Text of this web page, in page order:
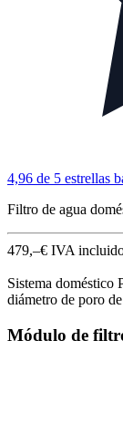
4,96 de 5 estrellas
Filtro de agua
479,–€ IVA
Sistema doméstico
diámetro de poro
Módulo de